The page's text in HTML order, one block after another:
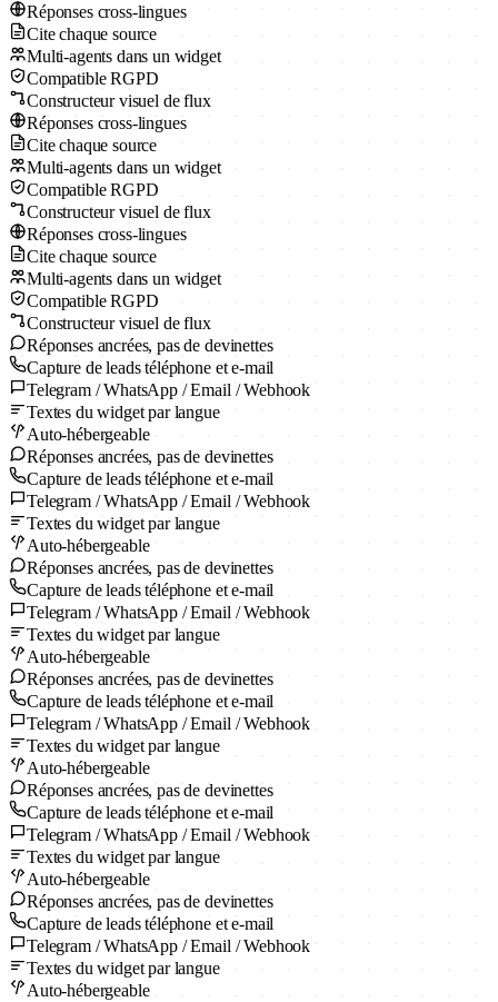
Réponses cross-lingues
Cite chaque source
Multi-agents dans un widget
Compatible RGPD
Constructeur visuel de flux
Réponses cross-lingues
Cite chaque source
Multi-agents dans un widget
Compatible RGPD
Constructeur visuel de flux
Réponses cross-lingues
Cite chaque source
Multi-agents dans un widget
Compatible RGPD
Constructeur visuel de flux
Réponses ancrées, pas de devinettes
Capture de leads téléphone et e-mail
Telegram / WhatsApp / Email / Webhook
Textes du widget par langue
Auto-hébergeable
Réponses ancrées, pas de devinettes
Capture de leads téléphone et e-mail
Telegram / WhatsApp / Email / Webhook
Textes du widget par langue
Auto-hébergeable
Réponses ancrées, pas de devinettes
Capture de leads téléphone et e-mail
Telegram / WhatsApp / Email / Webhook
Textes du widget par langue
Auto-hébergeable
Réponses ancrées, pas de devinettes
Capture de leads téléphone et e-mail
Telegram / WhatsApp / Email / Webhook
Textes du widget par langue
Auto-hébergeable
Réponses ancrées, pas de devinettes
Capture de leads téléphone et e-mail
Telegram / WhatsApp / Email / Webhook
Textes du widget par langue
Auto-hébergeable
Réponses ancrées, pas de devinettes
Capture de leads téléphone et e-mail
Telegram / WhatsApp / Email / Webhook
Textes du widget par langue
Auto-hébergeable